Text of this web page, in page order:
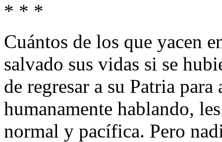
* * *
Cuántos de los que yacen
salvado sus vidas si se
de regresar a su Patria
humanamente hablando,
normal y pacífica. Pero